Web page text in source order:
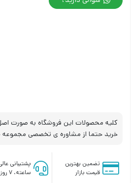
کلیه محصولات این فروشگاه به صورت
خرید حتما از مشاوره ی تخصصی مجموعه
تضمین بهترین
قیمت بازار
ساعته، ۷ روز هفته